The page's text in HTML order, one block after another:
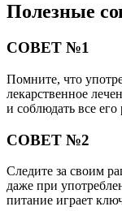
Полезные
СОВЕТ №1
Помните, что
лекарственное
и соблюдать все
СОВЕТ №2
Следите за своим
даже при
питание играет